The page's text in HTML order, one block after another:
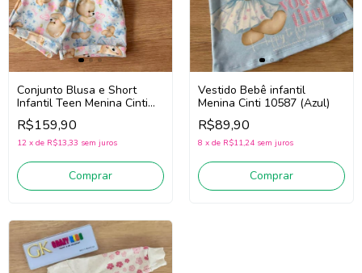
Conjunto Blusa e Short
Infantil Teen Menina Cinti
22092 (Off White/Azul)
R$159,90
12 x de R$13,33 sem juros
Comprar
Vestido Bebê infantil
Menina Cinti 10587 (Azul)
R$89,90
8 x de R$11,24 sem juros
Comprar